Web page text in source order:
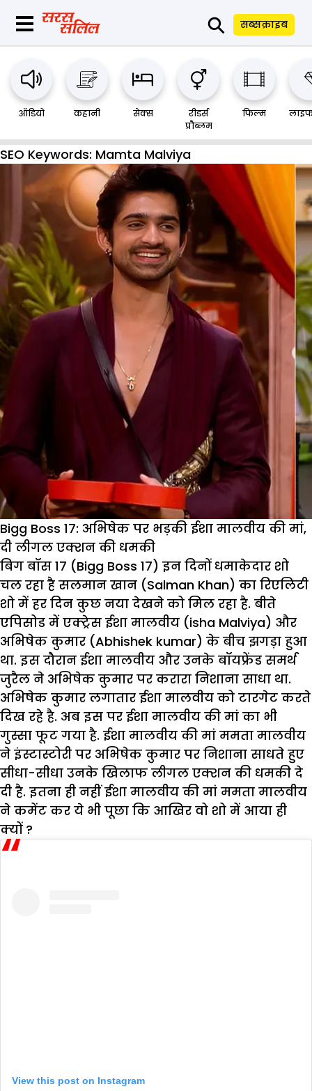
⚲ सब्सक्राइब
ऑडियो कहानी सेक्स
रीडर्स
प्रौब्लम
फिल्म
SEO Keywords: Mamta Malviya
Bigg Boss 17: अभिषेक पर भड़की ईशा मालवीय की मां,
दी लीगल एक्शन की धमकी
बिग बॉस 17 (Bigg Boss 17) इन दिनों धमाकेदार शो
चल रहा है सलमान खान (Salman Khan) का रिएलिटी
शो में हर दिन कुछ नया देखने को मिल रहा है. बीते
एपिसोड में एक्ट्रेस ईशा मालवीय (isha Malviya) और
अभिषेक कुमार (Abhishek kumar) के बीच झगड़ा हुआ
था. इस दौरान ईशा मालवीय और उनके बॉयफ्रेंड समर्थ
जुरैल ने अभिषेक कुमार पर करारा निशाना साधा था.
अभिषेक कुमार लगातार ईशा मालवीय को टारगेट करते
दिख रहे है. अब इस पर ईशा मालवीय की मां का भी
गुस्सा फूट गया है. ईशा मालवीय की मां ममता मालवीय
ने इंस्टास्टोरी पर अभिषेक कुमार पर निशाना साधते हुए
सीधा-सीधा उनके खिलाफ लीगल एक्शन की धमकी दे
दी है. इतना ही नहीं ईशा मालवीय की मां ममता मालवीय
ने कमेंट कर ये भी पूछा कि आखिर वो शो में आया ही
क्यों ?
View this post on Instagram